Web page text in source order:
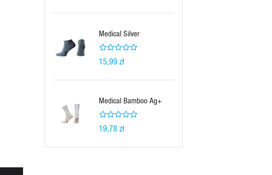
Medical Silver
15,99 zł
Medical Bamboo Ag+
19,78 zł